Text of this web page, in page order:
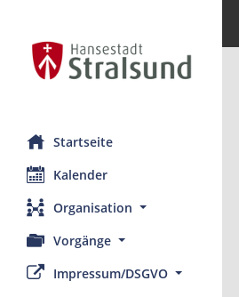
Startseite
Kalender
Organisation
Vorgänge
Impressum/DSGVO